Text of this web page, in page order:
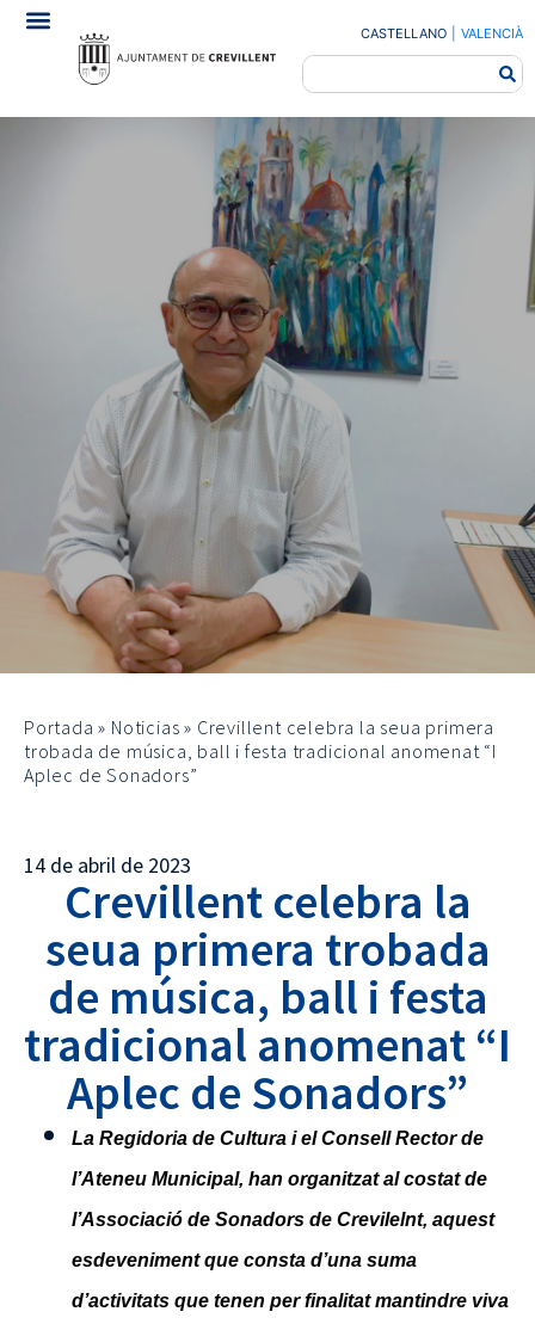
CASTELLANO VALENCIÀ
Portada » Noticias » Crevillent celebra la seua primera
trobada de música, ball i festa tradicional anomenat “I
Aplec de Sonadors”
14 de abril de 2023
Crevillent celebra la
seua primera trobada
de música, ball i festa
tradicional anomenat “I
Aplec de Sonadors”
La Regidoria de Cultura i el Consell Rector de
l’Ateneu Municipal, han organitzat al costat de
l’Associació de Sonadors de Crevilelnt, aquest
esdeveniment que consta d’una suma
d’activitats que tenen per finalitat mantindre viva